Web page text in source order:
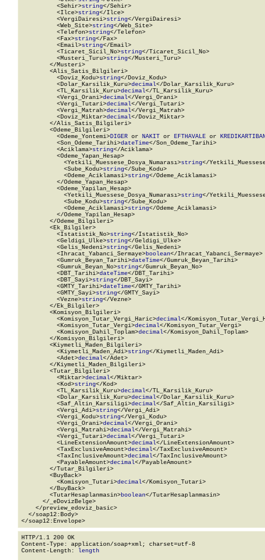
          <Sehir>
string</Sehir>
          <Ilce>
string</Ilce>
          <VergiDairesi>
string</VergiDairesi>
          <Web_Site>
string</Web_Site>
          <Telefon>
string</Telefon>
          <Fax>
string</Fax>
          <Email>
string</Email>
          <Ticaret_Sicil_No>
string</Ticaret_Sicil_No>
          <Musteri_Turu>
string</Musteri_Turu>
        </Musteri>
        <Alis_Satis_Bilgileri>
          <Doviz_Kodu>
string</Doviz_Kodu>
          <Dolar_Karsilik_Kuru>
decimal</Dolar_Karsilik_Kuru>
          <TL_Karsilik_Kuru>
decimal</TL_Karsilik_Kuru>
          <Vergi_Orani>
decimal</Vergi_Orani>
          <Vergi_Tutari>
decimal</Vergi_Tutari>
          <Vergi_Matrah>
decimal</Vergi_Matrah>
          <Doviz_Miktar>
decimal</Doviz_Miktar>
        </Alis_Satis_Bilgileri>
        <Odeme_Bilgileri>
          <Odeme_Yontemi>
DIGER or NAKIT or EFTHAVALE or
          <Son_Odeme_Tarihi>
dateTime</Son_Odeme_Tarihi>
          <Aciklama>
string</Aciklama>
          <Odeme_Yapan_Hesap>
            <Yetkili_Muessese_Dosya_Numarası>
string</
            <Sube_Kodu>
string</Sube_Kodu>
            <Odeme_Aciklamasi>
string</Odeme_Aciklamasi>
          </Odeme_Yapan_Hesap>
          <Odeme_Yapilan_Hesap>
            <Yetkili_Muessese_Dosya_Numarası>
string</
            <Sube_Kodu>
string</Sube_Kodu>
            <Odeme_Aciklamasi>
string</Odeme_Aciklamasi>
          </Odeme_Yapilan_Hesap>
        </Odeme_Bilgileri>
        <Ek_Bilgiler>
          <Istatistik_No>
string</Istatistik_No>
          <Geldigi_Ulke>
string</Geldigi_Ulke>
          <Gelis_Nedeni>
string</Gelis_Nedeni>
          <Ihracat_Yabanci_Sermaye>
boolean</Ihracat_Yabanci_Sermaye>
          <Gumruk_Beyan_Tarihi>
dateTime</Gumruk_Beyan_Tarihi>
          <Gumruk_Beyan_No>
string</Gumruk_Beyan_No>
          <DBT_Tarihi>
dateTime</DBT_Tarihi>
          <DBT_Sayi>
string</DBT_Sayi>
          <GMTY_Tarihi>
dateTime</GMTY_Tarihi>
          <GMTY_Sayi>
string</GMTY_Sayi>
          <Vezne>
string</Vezne>
        </Ek_Bilgiler>
        <Komisyon_Bilgileri>
          <Komisyon_Tutar_Vergi_Haric>
decimal</
          <Komisyon_Tutar_Vergi>
decimal</Komisyon_Tutar_Vergi>
          <Komisyon_Dahil_Toplam>
decimal</Komisyon_Dahil_Toplam>
        </Komisyon_Bilgileri>
        <Kiymetli_Maden_Bilgileri>
          <Kiymetli_Maden_Adi>
string</Kiymetli_Maden_Adi>
          <Adet>
decimal</Adet>
        </Kiymetli_Maden_Bilgileri>
        <Tutar_Bilgileri>
          <Miktar>
decimal</Miktar>
          <Kod>
string</Kod>
          <TL_Karsilik_Kuru>
decimal</TL_Karsilik_Kuru>
          <Dolar_Karsilik_Kuru>
decimal</Dolar_Karsilik_Kuru>
          <Saf_Altin_Karsiligi>
decimal</Saf_Altin_Karsiligi>
          <Vergi_Adi>
string</Vergi_Adi>
          <Vergi_Kodu>
string</Vergi_Kodu>
          <Vergi_Orani>
decimal</Vergi_Orani>
          <Vergi_Matrahi>
decimal</Vergi_Matrahi>
          <Vergi_Tutari>
decimal</Vergi_Tutari>
          <LineExtensionAmount>
decimal</LineExtensionAmount>
          <TaxExclusiveAmount>
decimal</TaxExclusiveAmount>
          <TaxInclusiveAmount>
decimal</TaxInclusiveAmount>
          <PayableAmount>
decimal</PayableAmount>
        </Tutar_Bilgileri>
        <BuyBack>
          <Komisyon_Tutari>
decimal</Komisyon_Tutari>
        </BuyBack>
        <TutarHesaplanmasin>
boolean</TutarHesaplanmasin>
      </_eDovizBelge>
    </preview_edoviz_basic>
  </soap12:Body>
</soap12:Envelope>
HTTP/1.1 200 OK
Content-Type: application/soap+xml; charset=utf-8
Content-Length: length